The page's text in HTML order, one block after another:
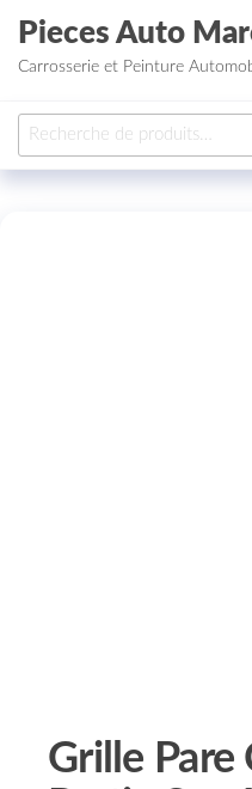
Aller au contenu
Pieces Auto
Carrosserie et Peinture
Recherche pour :
Grille Pare